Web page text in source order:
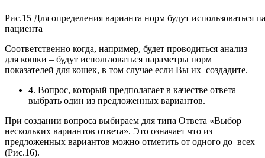
Рис.15 Для определения варианта норм будут использоваться
пациента
Соответственно когда, например, будет проводиться анализ
для кошки – будут использоваться параметры норм
показателей для кошек, в том случае если Вы их создадите.
4. Вопрос, который предполагает в качестве ответа
выбрать один из предложенных вариантов.
При создании вопроса выбираем для типа Ответа «Выбор
нескольких вариантов ответа». Это означает что из
предложенных вариантов можно отметить от одного до всех
(Рис.16).